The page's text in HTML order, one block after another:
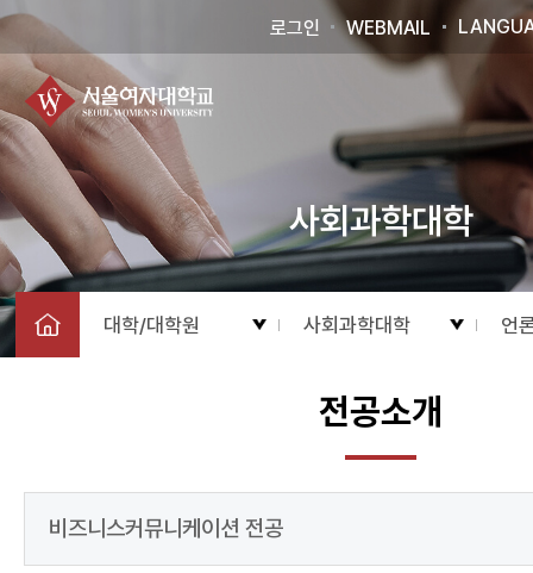
사회과학대학
로그인 WEBMAIL
대학/대학원 사회과학대학 언
전공소개
비즈니스커뮤니케이션 전공